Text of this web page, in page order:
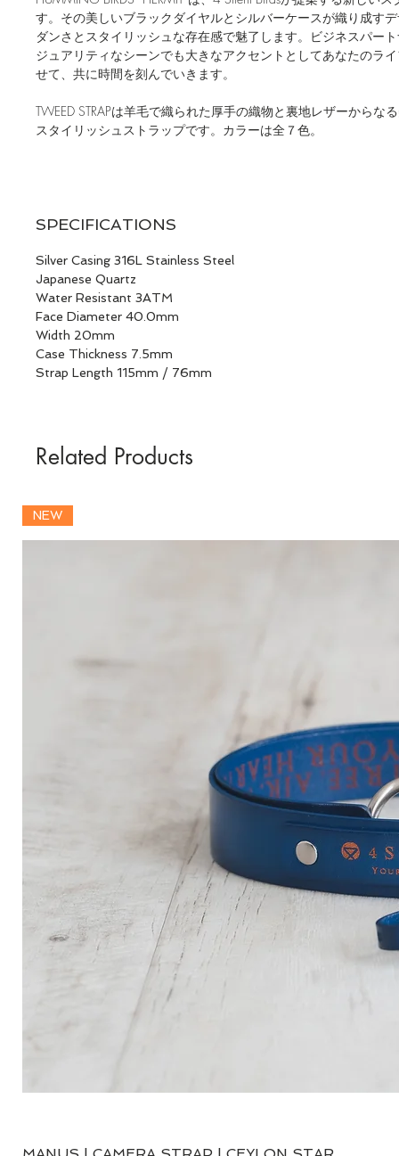
す。その美しいブラックダイヤルとシルバーケースが織り成す
ダンさとスタイリッシュな存在感で魅了します。ビジネスパー
ジュアリティなシーンでも大きなアクセントとしてあなたのラ
せて、共に時間を刻んでいきます。
TWEED STRAPは羊毛で織られた厚手の織物と裏地レザーからな
スタイリッシュストラップです。カラーは全７色。
SPECIFICATIONS
Silver Casing 316L Stainless Steel
Japanese Quartz
Water Resistant 3ATM
Face Diameter 40.0mm
Width 20mm
Case Thickness 7.5mm
Strap Length 115mm / 76mm
Related Products
NEW